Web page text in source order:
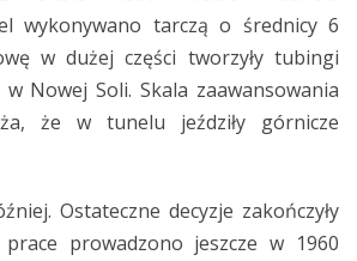
wykonywano tarczą o średnicy 6
w dużej części tworzyły tubingi
Nowej Soli. Skala zaawansowania
że w tunelu jeździły górnicze
Ostateczne decyzje zakończyły
prowadzono jeszcze w 1960